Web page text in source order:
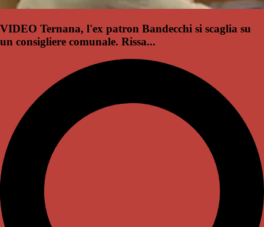
VIDEO Ternana, l'ex patron Bandecchi si scaglia su
un consigliere comunale. Rissa...